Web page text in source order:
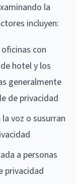
la
incluyen:
con
hotel y los
generalmente
de privacidad
voz o susurran
a personas
privacidad